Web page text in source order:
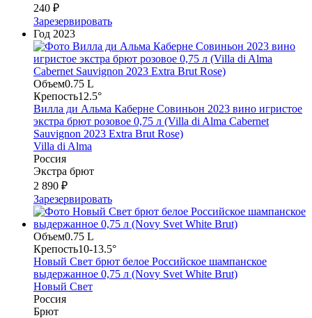
240 ₽
Зарезервировать
Год 2023
Объем0.75 L
Крепость12.5°
Вилла ди Альма Каберне Совиньон 2023 вино игристое
экстра брют розовое 0,75 л (Villa di Alma Cabernet
Sauvignon 2023 Extra Brut Rose)
Villa di Alma
Россия
Экстра брют
2 890 ₽
Зарезервировать
Объем0.75 L
Крепость10-13.5°
Новый Свет брют белое Российское шампанское
выдержанное 0,75 л (Novy Svet White Brut)
Новый Свет
Россия
Брют